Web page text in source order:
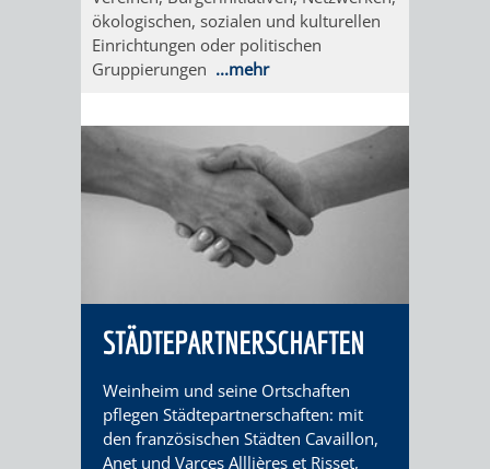
GESCHICHTE
SULZBACH
ORTSCHAFTSRAT
GESCHICHTE
ökologischen, sozialen und kulturellen
Einrichtungen oder politischen
Gruppierungen ...mehr
STÄDTEPARTNERSCHAFTEN
Weinheim und seine Ortschaften
pflegen Städtepartnerschaften: mit
den französischen Städten Cavaillon,
Anet und Varces Alllières et Risset,